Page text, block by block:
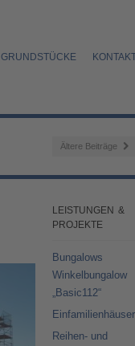
GRUNDSTÜCKE
Ältere Beiträge
LEISTUNGEN &
PROJEKTE
Bungalows
Winkelbungalow
„Basic112“
Einfamilienhäuser
Reihen- und